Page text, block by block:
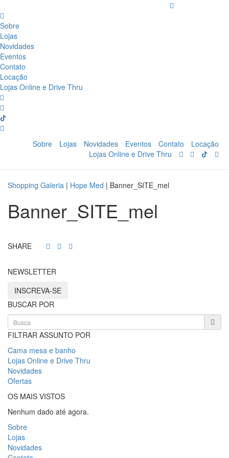
Sobre
Lojas
Novidades
Eventos
Contato
Locação
Lojas Online e Drive Thru
Sobre Lojas Novidades Eventos Contato
Locação
Lojas Online e Drive Thru
Shopping Galeria | Hope Med | Banner_SITE_mel
Banner_SITE_mel
SHARE
NEWSLETTER
INSCREVA-SE
BUSCAR POR
FILTRAR ASSUNTO POR
Cama mesa e banho
Lojas Online e Drive Thru
Novidades
Ofertas
OS MAIS VISTOS
Nenhum dado até agora.
Sobre
Lojas
Novidades